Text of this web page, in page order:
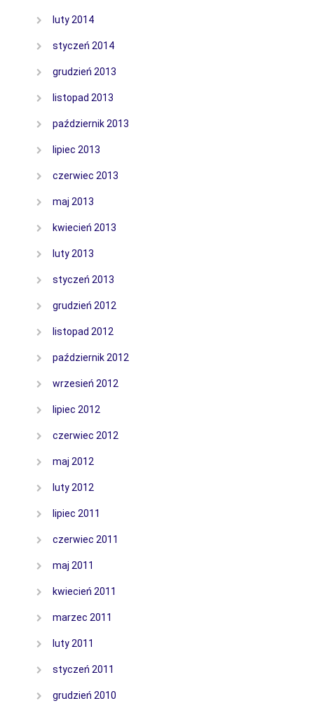
luty 2014
styczeń 2014
grudzień 2013
listopad 2013
październik 2013
lipiec 2013
czerwiec 2013
maj 2013
kwiecień 2013
luty 2013
styczeń 2013
grudzień 2012
listopad 2012
październik 2012
wrzesień 2012
lipiec 2012
czerwiec 2012
maj 2012
luty 2012
lipiec 2011
czerwiec 2011
maj 2011
kwiecień 2011
marzec 2011
luty 2011
styczeń 2011
grudzień 2010